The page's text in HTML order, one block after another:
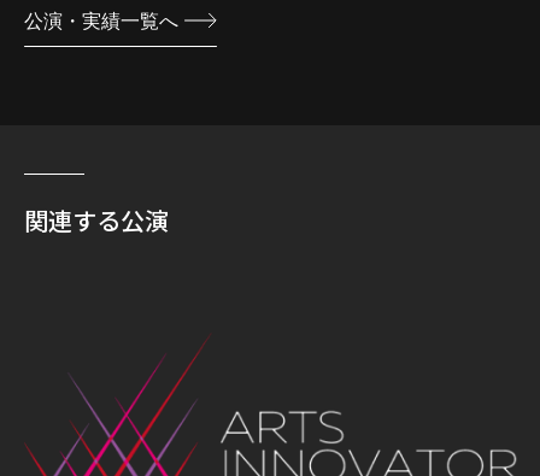
公演・実績一覧へ
関連する公演